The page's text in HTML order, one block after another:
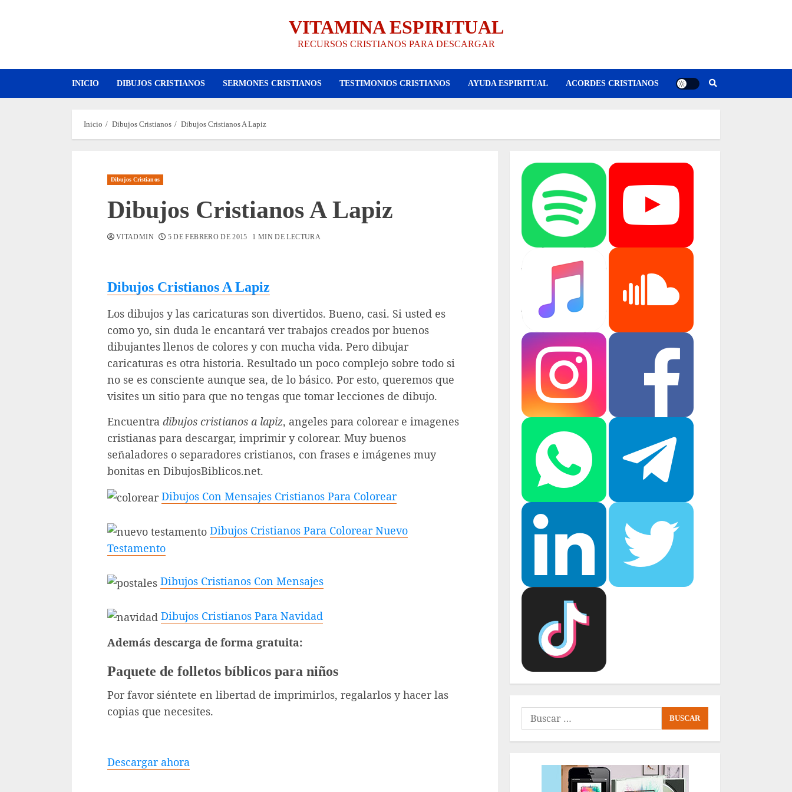
VITAMINA ESPIRITUAL
RECURSOS CRISTIANOS PARA DESCARGAR
INICIO DIBUJOS CRISTIANOS SERMONES CRISTIANOS TESTIMONIOS CRISTIANOS AYUDA ESPIRITUAL ACORDES CRISTIANOS
Inicio Dibujos Cristianos Dibujos Cristianos A Lapiz
Dibujos Cristianos
Dibujos Cristianos A Lapiz
VITADMIN 5 DE FEBRERO DE 2015 1 MIN DE LECTURA
Dibujos Cristianos A Lapiz
Los dibujos y las caricaturas son divertidos. Bueno, casi. Si usted es
como yo, sin duda le encantará ver trabajos creados por buenos
dibujantes llenos de colores y con mucha vida. Pero dibujar
caricaturas es otra historia. Resultado un poco complejo sobre todo si
no se es consciente aunque sea, de lo básico. Por esto, queremos que
visites un sitio para que no tengas que tomar lecciones de dibujo.
Encuentra dibujos cristianos a lapiz, angeles para colorear e imagenes
cristianas para descargar, imprimir y colorear. Muy buenos
señaladores o separadores cristianos, con frases e imágenes muy
bonitas en DibujosBiblicos.net.
Dibujos Con Mensajes Cristianos Para Colorear
Dibujos Cristianos Para Colorear Nuevo
Testamento
Dibujos Cristianos Con Mensajes
Dibujos Cristianos Para Navidad
Además descarga de forma gratuita:
Paquete de folletos bíblicos para niños
Por favor siéntete en libertad de imprimirlos, regalarlos y hacer las
copias que necesites.
Descargar ahora
Buscar: